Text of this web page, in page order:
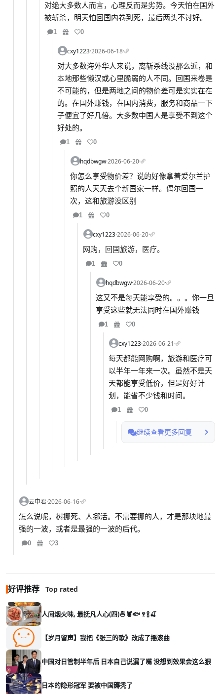
对绝大多数人而言，心理反而是劣势。今天怕在国外
被斩杀，明天怕回国内卷到死，最后两头不讨好。
1 0
cxy1223·2026-06-18·
对大多数海外华人来说，离斩杀线没那么近，和
本地那些懒汉或心里脆弱的人不同。回国来卷是
不可能的，但是两地之间的物价差可是实实在在
的。在国外赚钱，在国内消费，服务和商品一下
子便宜了好几倍。大多数中国人是享受不到这个
好处的。
1 0
hqdbwgw·2026-06-20·
你怎么享受物价差？说的好像拿着爱尔兰护
照的人天天去个新国家一样。偶尔回国一
次，这和旅游没区别
1 0
cxy1223·2026-06-20·
网购，回国旅游，医疗。
1 0
hqdbwgw·2026-06-20·
这又不是每天能享受的。。。你一旦
享受这些就无法同时在国外赚钱
1 0
cxy1223·2026-06-21·
每天都能网购啊，旅游和医疗可
以半年一年来一次。虽然不是天
天都能享受低价，但是好好计
划，能省不少钱和时间。
1 0
继续查看更多回复
云中君·2026-06-16·
怎么说呢，树挪死、人挪活。不需要挪的人，才是那块地最
强的一波，或者是最强的一波的后代。
0 3
好评推荐 Top rated
人间烟火味, 最抚凡人心(四)🍜🦞🐟🍷🍾🍒
【岁月留声】我把《张三的歌》改成了摇滚曲
中国对日管制半年后 日本自己说漏了嘴 没想到效果会这么狠
日本的隐形冠军 要被中国薅秃了